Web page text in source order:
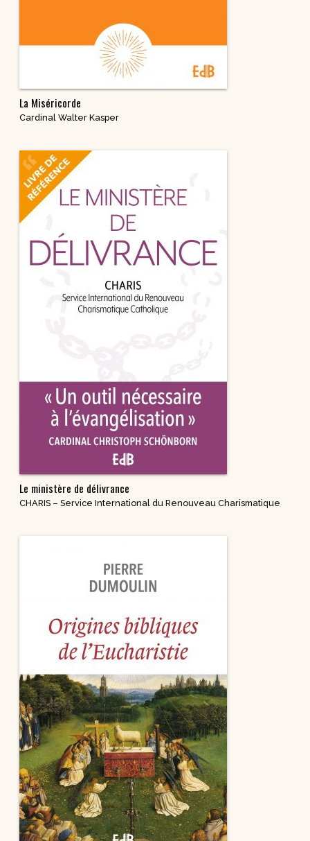
La Miséricorde
Cardinal Walter Kasper
Le ministère de délivrance
CHARIS – Service International du Renouveau Charismatique